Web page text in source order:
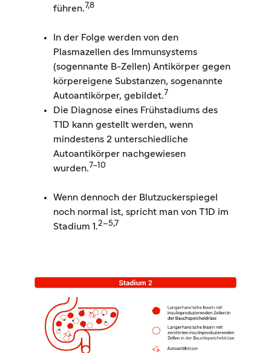
führen.7,8
In der Folge werden von den
Plasmazellen des Immunsystems
(sogennante B-Zellen) Antikörper gegen
körpereigene Substanzen, sogenannte
Autoantikörper, gebildet.7
Die Diagnose eines Frühstadiums des
T1D kann gestellt werden, wenn
mindestens 2 unterschiedliche
Autoantikörper nachgewiesen
wurden.7–10
Wenn dennoch der Blutzuckerspiegel
noch normal ist, spricht man von T1D im
Stadium 1.2–5,7